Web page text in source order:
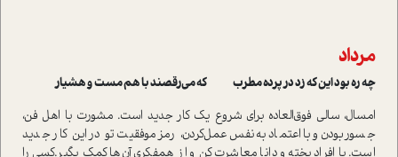
مرداد
چه ره بود این که زد در پرده مطرب که می‌رقصند با هم مست و هشیار
امسال، سالی فوق‌العاده برای شروع یک کار جدید است. مشورت با اهل فن،
جسور‌‌بودن و با اعتماد‌به‌نفس عمل‌کردن، رمز موفقیت تو در این کار جدید
است. با افراد پخته و دانا معاشرت کن و از همفکری آن‌ها کمک بگیر.کسی را